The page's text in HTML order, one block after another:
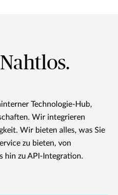
Technologie-Hub,
Wir integrieren
Wir bieten alles, was Sie
zu bieten, von
hin zu API-Integration.